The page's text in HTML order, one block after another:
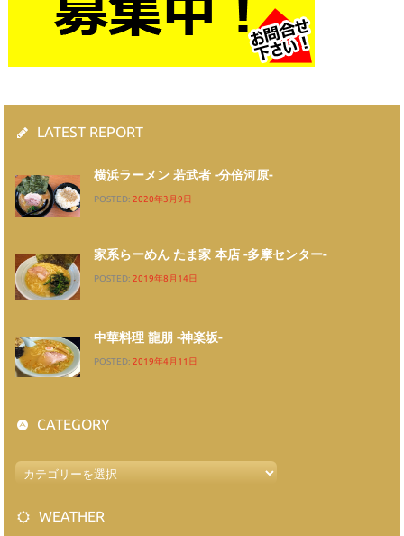
LATEST REPORT
横浜ラーメン 若武者 -分倍河原-
POSTED: 2020年3月9日
家系らーめん たま家 本店 -多摩センター-
POSTED: 2019年8月14日
中華料理 龍朋 -神楽坂-
POSTED: 2019年4月11日
CATEGORY
WEATHER